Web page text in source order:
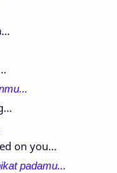
on you...
padamu...